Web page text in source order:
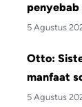
penyebab
5 Agustus
Otto:
manfaat
5 Agustus